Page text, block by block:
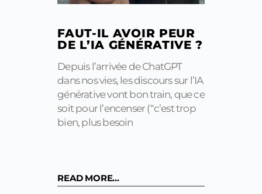
FAUT-IL AVOIR PEUR
DE L’IA GÉNÉRATIVE ?
Depuis l’arrivée de ChatGPT
dans nos vies, les discours sur l’IA
générative vont bon train, que ce
soit pour l’encenser (“c’est trop
bien, plus besoin
READ MORE...